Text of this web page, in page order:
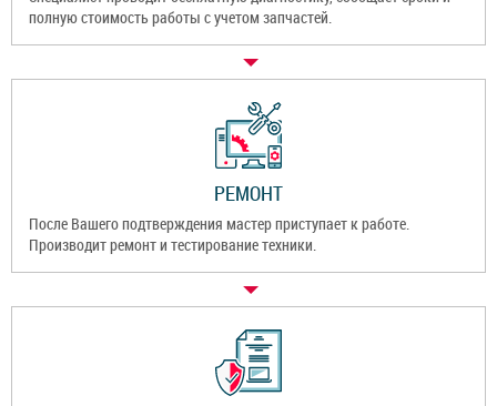
полную стоимость работы с учетом запчастей.
РЕМОНТ
После Вашего подтверждения мастер приступает к работе.
Производит ремонт и тестирование техники.